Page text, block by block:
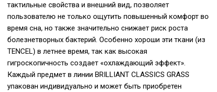
тактильные свойства и внешний вид, позволяет
пользователю не только ощутить повышенный комфорт во
время сна, но также значительно снижает риск роста
болезнетворных бактерий. Особенно хороши эти ткани (из
TENCEL) в летнее время, так как высокая
гигроскопичность создает «охлаждающий эффект».
Каждый предмет в линии BRILLIANT CLASSICS GRASS
упакован индивидуально и может быть приобретен